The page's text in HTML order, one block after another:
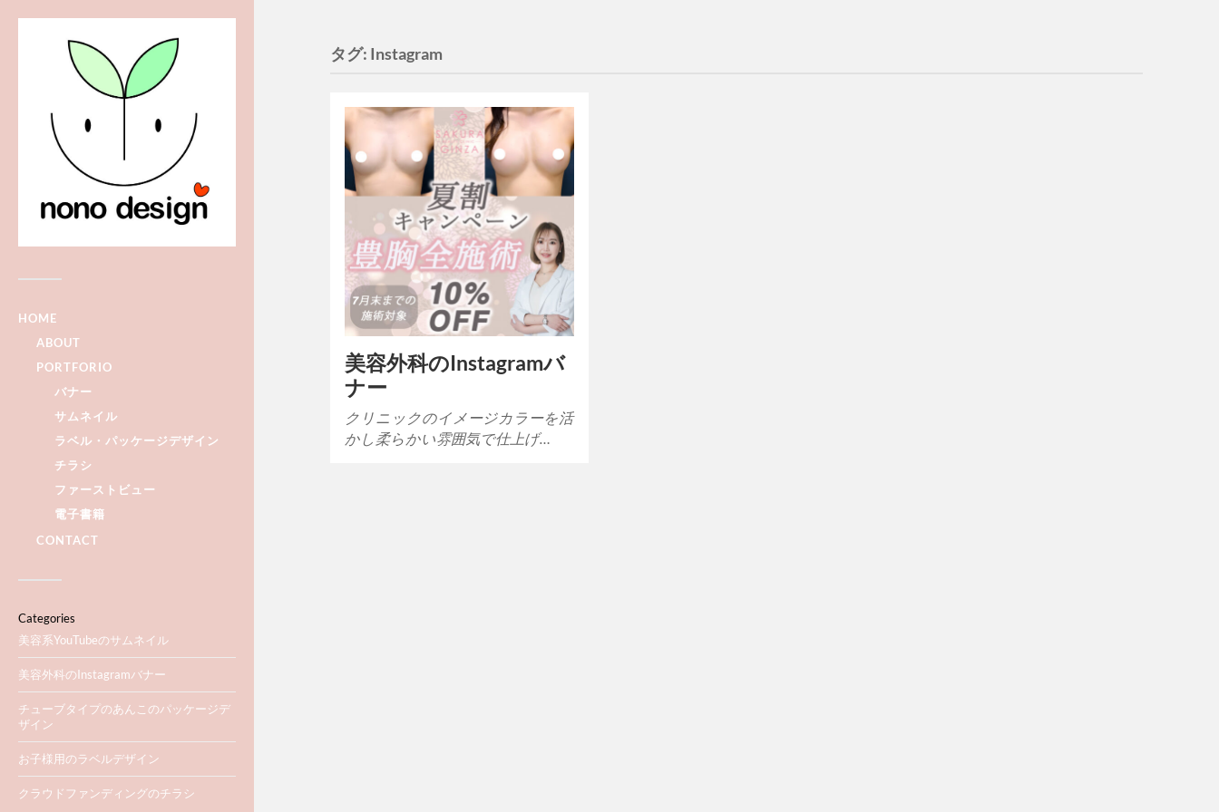
HOME
ABOUT
PORTFORIO
バナー
サムネイル
ラベル・パッケージデザイン
チラシ
ファーストビュー
電子書籍
CONTACT
Categories
美容系YouTubeのサムネイル
美容外科のInstagramバナー
チューブタイプのあんこのパッケージデ
ザイン
お子様用のラベルデザイン
クラウドファンディングのチラシ
タグ: Instagram
美容外科のInstagramバ
ナー
クリニックのイメージカラーを活
かし柔らかい雰囲気で仕上げ…